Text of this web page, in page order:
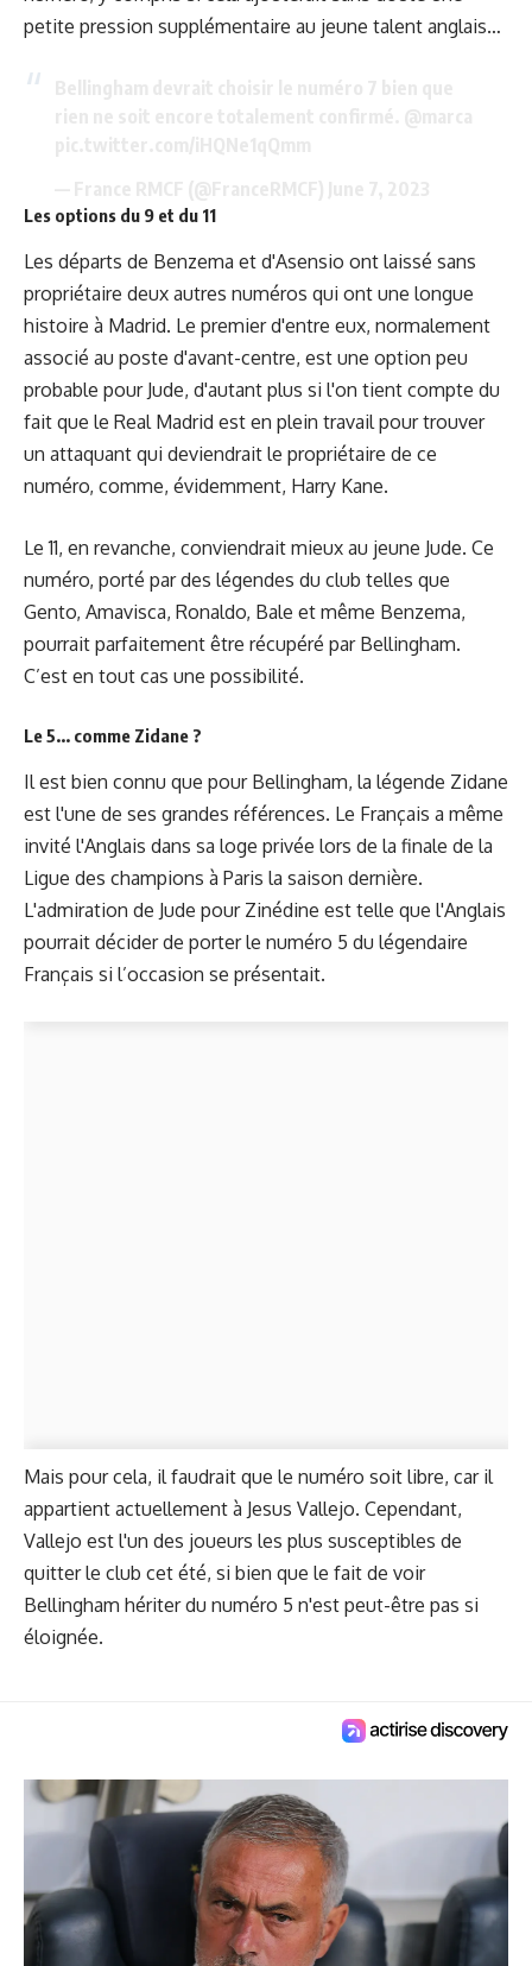
petite pression supplémentaire au jeune talent anglais…
Les options du 9 et du 11
Les départs de Benzema et d'Asensio ont laissé sans
propriétaire deux autres numéros qui ont une longue
histoire à Madrid. Le premier d'entre eux, normalement
associé au poste d'avant-centre, est une option peu
probable pour Jude, d'autant plus si l'on tient compte du
fait que le Real Madrid est en plein travail pour trouver
un attaquant qui deviendrait le propriétaire de ce
numéro, comme, évidemment, Harry Kane.
Le 11, en revanche, conviendrait mieux au jeune Jude. Ce
numéro, porté par des légendes du club telles que
Gento, Amavisca, Ronaldo, Bale et même Benzema,
pourrait parfaitement être récupéré par Bellingham.
C’est en tout cas une possibilité.
Le 5... comme Zidane ?
Il est bien connu que pour Bellingham, la légende Zidane
est l'une de ses grandes références. Le Français a même
invité l'Anglais dans sa loge privée lors de la finale de la
Ligue des champions à Paris la saison dernière.
L'admiration de Jude pour Zinédine est telle que l'Anglais
pourrait décider de porter le numéro 5 du légendaire
Français si l’occasion se présentait.
Mais pour cela, il faudrait que le numéro soit libre, car il
appartient actuellement à Jesus Vallejo. Cependant,
Vallejo est l'un des joueurs les plus susceptibles de
quitter le club cet été, si bien que le fait de voir
Bellingham hériter du numéro 5 n'est peut-être pas si
éloignée.